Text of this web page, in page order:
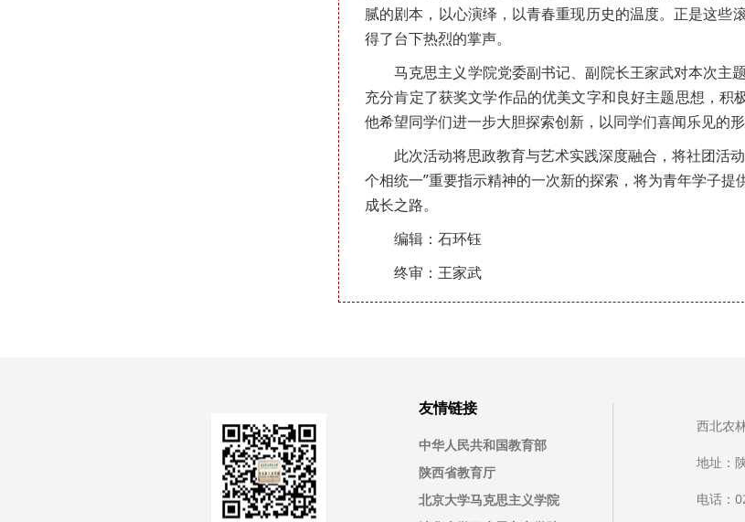
腻的剧本，以心演绎，以青春重现历史的温度。正是这
得了台下热烈的掌声。
马克思主义学院党委副书记、副院长王家武对本次主
充分肯定了获奖文学作品的优美文字和良好主题思想，积
他希望同学们进一步大胆探索创新，以同学们喜闻乐见的
此次活动将思政教育与艺术实践深度融合，将社团活
个相统一”重要指示精神的一次新的探索，将为青年学子
成长之路。
编辑：石环钰
终审：王家武
友情链接
中华人民共和国教育部
陕西省教育厅
北京大学马克思主义学院
西北农
地址：
电话：